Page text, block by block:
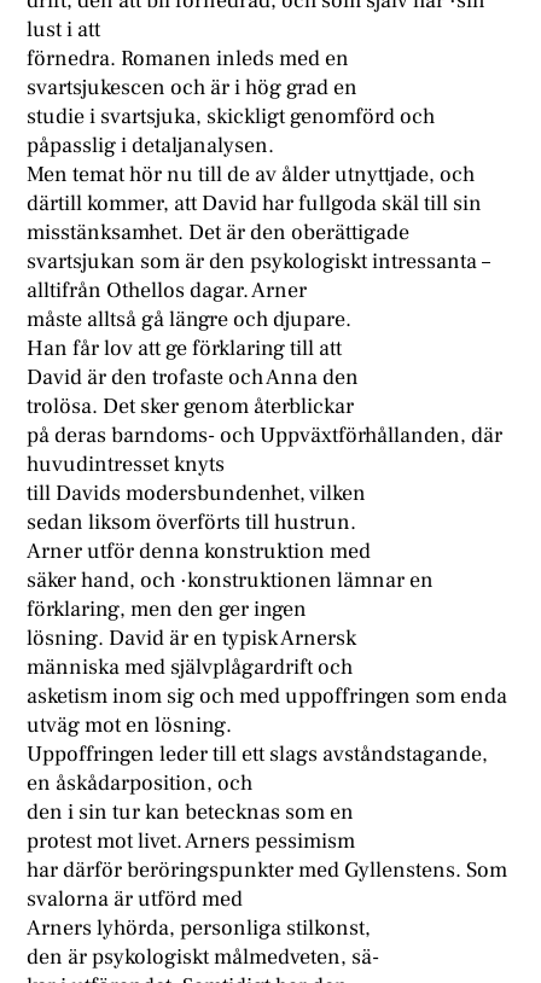
lust i att
förnedra. Romanen inleds med en
svartsjukescen och är i hög grad en
studie i svartsjuka, skickligt genomförd och
påpasslig i detaljanalysen.
Men temat hör nu till de av ålder utnyttjade, och
därtill kommer, att David har fullgoda skäl till sin
misstänksamhet. Det är den oberättigade
svartsjukan som är den psykologiskt intressanta –
alltifrån Othellos dagar. Arner
måste alltså gå längre och djupare.
Han får lov att ge förklaring till att
David är den trofaste och Anna den
trolösa. Det sker genom återblickar
på deras barndoms- och Uppväxtförhållanden, där
huvudintresset knyts
till Davids modersbundenhet, vilken
sedan liksom överförts till hustrun.
Arner utför denna konstruktion med
säker hand, och ·konstruktionen lämnar en
förklaring, men den ger ingen
lösning. David är en typisk Arnersk
människa med självplågardrift och
asketism inom sig och med uppoffringen som enda
utväg mot en lösning.
Uppoffringen leder till ett slags avståndstagande,
en åskådarposition, och
den i sin tur kan betecknas som en
protest mot livet. Arners pessimism
har därför beröringspunkter med Gyllenstens. Som
svalorna är utförd med
Arners lyhörda, personliga stilkonst,
den är psykologiskt målmedveten, sä-